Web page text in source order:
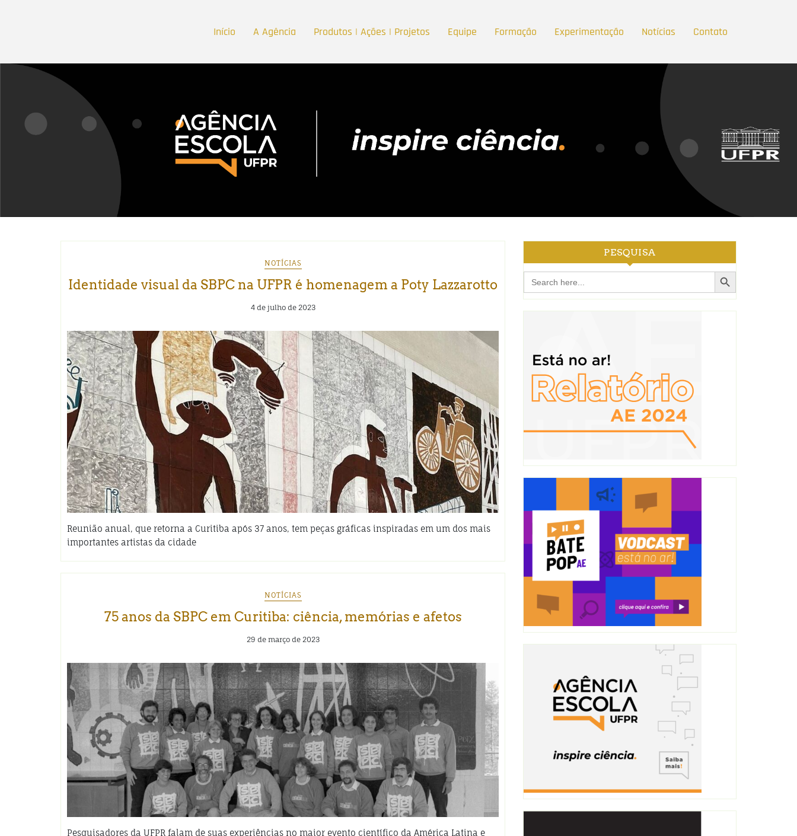
Início A Agência Produtos | Ações | Projetos Equipe Formação Experimentação Notícias Contato
NOTÍCIAS
Identidade visual da SBPC na UFPR é homenagem a Poty Lazzarotto
4 de julho de 2023
Reunião anual, que retorna a Curitiba após 37 anos, tem peças gráficas inspiradas em um dos mais
importantes artistas da cidade
NOTÍCIAS
75 anos da SBPC em Curitiba: ciência, memórias e afetos
29 de março de 2023
Pesquisadores da UFPR falam de suas experiências no maior evento científico da América Latina e
PESQUISA
Search
for:
Search Button